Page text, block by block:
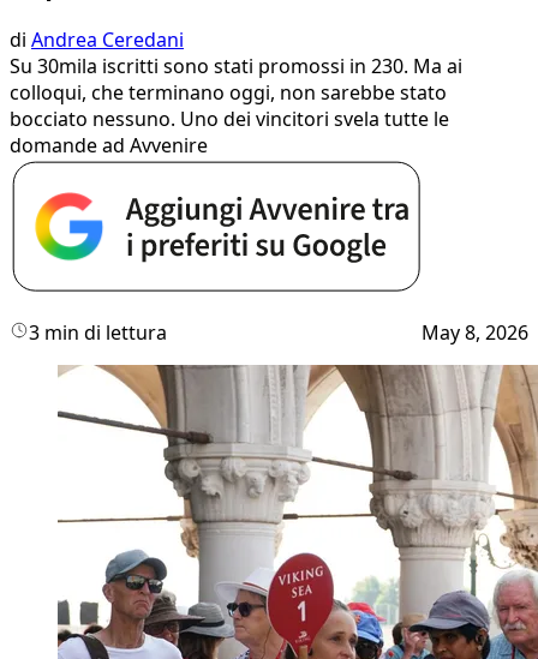
di Andrea Ceredani
Su 30mila iscritti sono stati promossi in 230. Ma ai
colloqui, che terminano oggi, non sarebbe stato
bocciato nessuno. Uno dei vincitori svela tutte le
domande ad Avvenire
3 min di lettura May 8, 2026